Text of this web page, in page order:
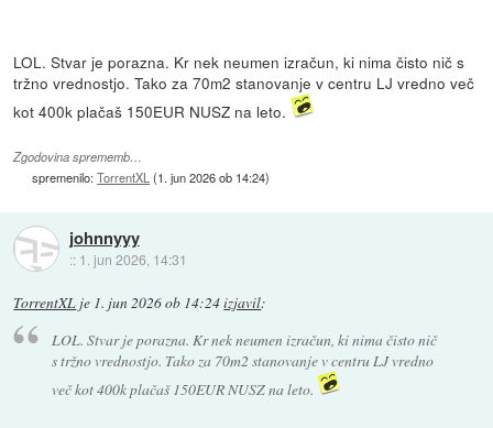
LOL. Stvar je porazna. Kr nek neumen izračun, ki nima čisto nič s
tržno vrednostjo. Tako za 70m2 stanovanje v centru LJ vredno več
kot 400k plačaš 150EUR NUSZ na leto.
Zgodovina sprememb…
spremenilo:TorrentXL(1. jun 2026 ob 14:24)
johnnyyy
:: 1. jun 2026, 14:31
TorrentXL je 1. jun 2026 ob 14:24izjavil:
LOL. Stvar je porazna. Kr nek neumen izračun, ki nima čisto nič
s tržno vrednostjo. Tako za 70m2 stanovanje v centru LJ vredno
več kot 400k plačaš 150EUR NUSZ na leto.